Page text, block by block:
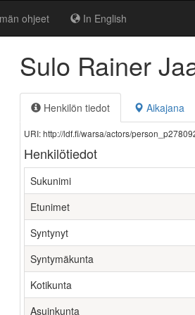
ohjeet In English
Sulo Rainer
Henkilön tiedot Aikajana
URI: http://ldf.fi/warsa/actors/
Henkilötiedot
Sukunimi
Etunimet
Syntynyt
Syntymäkunta
Kotikunta
Asuinkunta